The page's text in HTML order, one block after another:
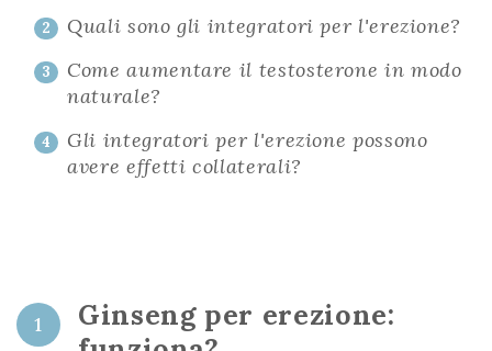
2 Quali sono gli integratori per l'erezione?
3
Come aumentare il testosterone in modo
naturale?
4
Gli integratori per l'erezione possono
avere effetti collaterali?
1
Ginseng per erezione: